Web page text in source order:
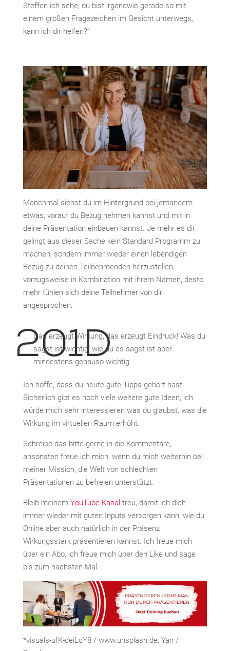
Steffen ich sehe, du bist irgendwie gerade so mit
einem großen Fragezeichen im Gesicht unterwegs,
kann ich dir helfen?“
Manchmal siehst du im Hintergrund bei jemandem
etwas, vorauf du Bezug nehmen kannst und mit in
deine Präsentation einbauen kannst. Je mehr es dir
gelingt aus dieser Sache kein Standard Programm zu
machen, sondern immer wieder einen lebendigen
Bezug zu deinen Teilnehmenden herzustellen,
vorzugsweise in Kombination mit ihrem Namen, desto
mehr fühlen sich deine Teilnehmer von dir
angesprochen.
Das erzeugt Wirkung, das erzeugt Eindruck! Was du
sagst ist wichtig, wie du es sagst ist aber
mindestens genauso wichtig.
Ich hoffe, dass du heute gute Tipps gehört hast.
Sicherlich gibt es noch viele weitere gute Ideen, ich
würde mich sehr interessieren was du glaubst, was die
Wirkung im virtuellen Raum erhöht.
Schreibe das bitte gerne in die Kommentare,
ansonsten freue ich mich, wenn du mich weiterhin bei
meiner Mission, die Welt von schlechten
Präsentationen zu befreien unterstützt.
Bleib meinem YouTube-Kanal treu, damit ich dich
immer wieder mit guten Inputs versorgen kann, wie du
Online aber auch natürlich in der Präsenz
Wirkungsstark präsentieren kannst. Ich freue mich
über ein Abo, ich freue mich über den Like und sage
bis zum nächsten Mal.
*visuals-ufK-deiLqY8 / www.unsplash.de, Yan /